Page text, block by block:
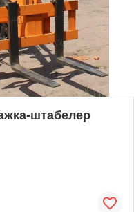
штабелер